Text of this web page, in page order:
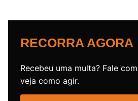
RECORRA AGORA
Recebeu uma multa? Fale
veja como agir.